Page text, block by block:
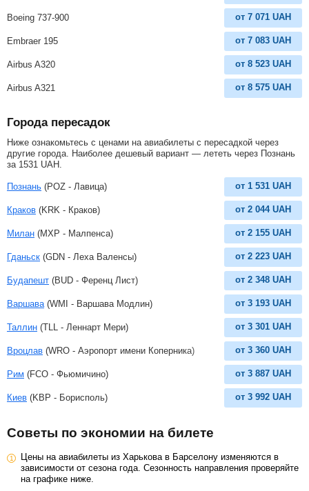
Boeing 737-900 от 7 071 UAH
Embraer 195 от 7 083 UAH
Airbus A320 от 8 523 UAH
Airbus A321 от 8 575 UAH
Города пересадок
Ниже ознакомьтесь с ценами на авиабилеты с пересадкой через
другие города. Наиболее дешевый вариант — лететь через Познань
за 1531 UAH
Познань (POZ - Лавица) от 1 531 UAH
Краков (KRK - Краков) от 2 044 UAH
Милан (MXP - Малпенса) от 2 155 UAH
Гданьск (GDN - Леха Валенсы) от 2 223 UAH
Будапешт (BUD - Ференц Лист) от 2 348 UAH
Варшава (WMI - Варшава Модлин) от 3 193 UAH
Таллин (TLL - Леннарт Мери) от 3 301 UAH
Вроцлав (WRO - Аэропорт имени Коперника) от 3 360 UAH
Рим (FCO - Фьюмичино) от 3 887 UAH
Киев (KBP - Борисполь) от 3 992 UAH
Советы по экономии на билете
Цены на авиабилеты из Харькова в Барселону изменяются в
зависимости от сезона года. Сезонность направления проверяйте
на графике ниже.